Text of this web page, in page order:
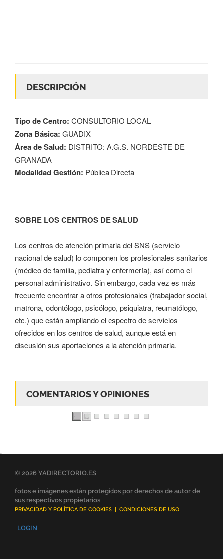
DESCRIPCIÓN
Tipo de Centro: CONSULTORIO LOCAL
Zona Básica: GUADIX
Área de Salud: DISTRITO: A.G.S. NORDESTE DE
GRANADA
Modalidad Gestión: Pública Directa
SOBRE LOS CENTROS DE SALUD
Los centros de atención primaria del SNS (servicio
nacional de salud) lo componen los profesionales sanitarios
(médico de familia, pediatra y enfermería), así como el
personal administrativo. Sin embargo, cada vez es más
frecuente encontrar a otros profesionales (trabajador social,
matrona, odontólogo, psicólogo, psiquiatra, reumatólogo,
etc.) que están ampliando el espectro de servicios
ofrecidos en los centros de salud, aunque está en
discusión sus aportaciones a la atención primaria.
COMENTARIOS Y OPINIONES
© 2026 YADIRECTORIO.ES
fotos e imágenes están protegidos por derechos de autor de
sus respectivos propietarios
PRIVACIDAD Y POLÍTICA DE COOKIES | CONDICIONES DE USO
LOGIN